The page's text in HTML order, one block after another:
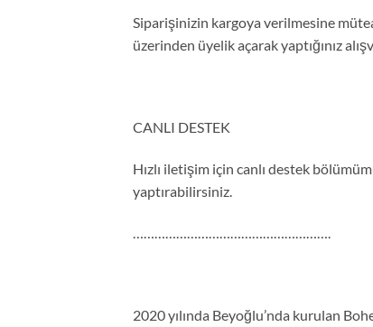
Siparişinizin kargoya verilmesine
üzerinden üyelik açarak yaptığınız
CANLI DESTEK
Hızlı iletişim için canlı destek
yaptırabilirsiniz.
……………………………………………….
2020 yılında Beyoğlu’nda kurulan